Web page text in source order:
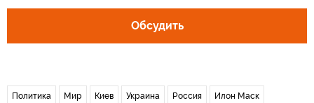
Обсудить
Политика Мир Киев Украина Россия Илон Маск